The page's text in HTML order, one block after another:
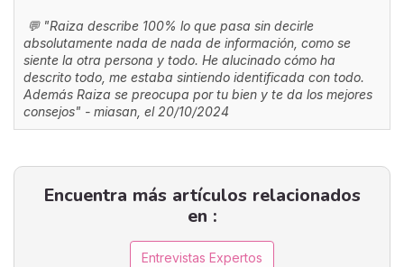
💬 "Raiza describe 100% lo que pasa sin decirle
absolutamente nada de nada de información, como se
siente la otra persona y todo. He alucinado cómo ha
descrito todo, me estaba sintiendo identificada con todo.
Además Raiza se preocupa por tu bien y te da los mejores
consejos" - miasan, el 20/10/2024
Encuentra más artículos relacionados
en :
Entrevistas Expertos